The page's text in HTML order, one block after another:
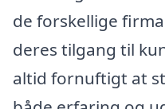
de forskellige
deres tilgang til
altid fornuftigt at